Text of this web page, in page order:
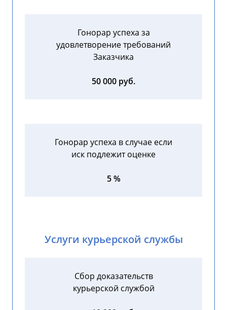
Гонорар успеха за
удовлетворение требований
Заказчика
50 000 руб.
Гонорар успеха в случае если
иск подлежит оценке
5 %
Услуги курьерской службы
Сбор доказательств
курьерской службой